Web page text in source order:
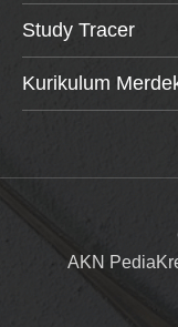
Study Tracer
Kurikulum
AKN Pedia